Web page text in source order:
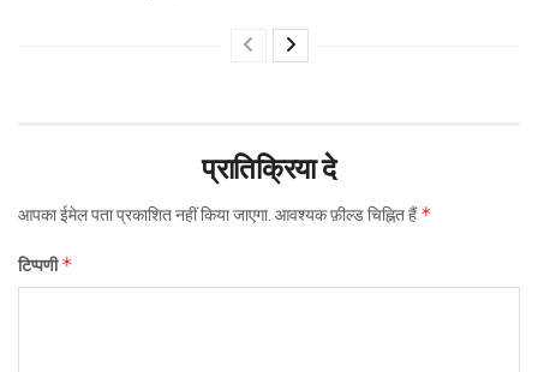
प्रातिक्रिया दे
आपका ईमेल पता प्रकाशित नहीं किया जाएगा. आवश्यक फ़ील्ड चिह्नित हैं*
टिप्पणी*